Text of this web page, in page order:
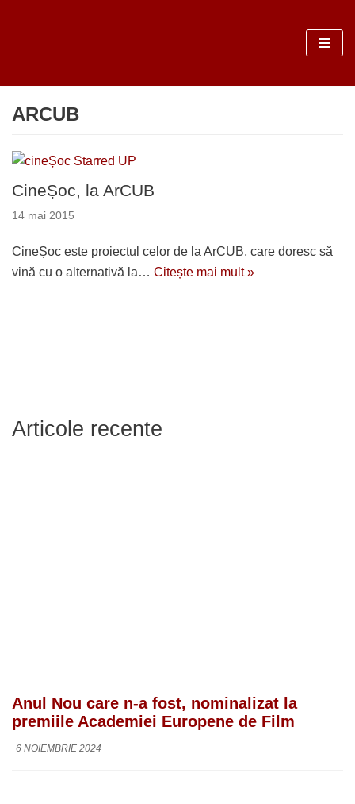
conținut
ARCUB
CineȘoc, la ArCUB
14 mai 2015
CineȘoc este proiectul celor de la ArCUB, care doresc să
vină cu o alternativă la… Citește mai mult »
Articole recente
Anul Nou care n-a fost, nominalizat la
premiile Academiei Europene de Film
6 NOIEMBRIE 2024